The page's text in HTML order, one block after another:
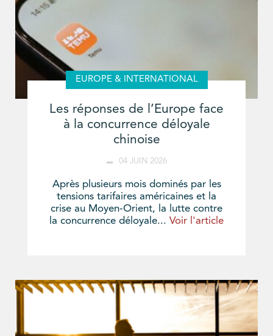
EUROPE & INTERNATIONAL
Les réponses de l’Europe face
à la concurrence déloyale
chinoise
04 JUIN 2026
Après plusieurs mois dominés par les
tensions tarifaires américaines et la
crise au Moyen-Orient, la lutte contre
la concurrence déloyale... Voir l'article